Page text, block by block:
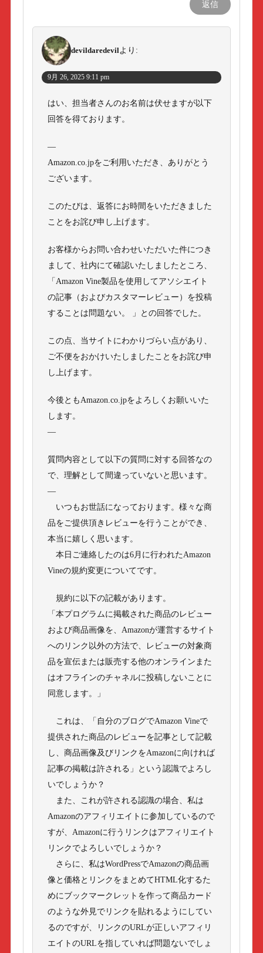
返信
devildaredevilより:
9月 26, 2025 9:11 pm
はい、担当者さんのお名前は伏せますが以下
回答を得ております。
—
Amazon.co.jpをご利用いただき、ありがとう
ございます。
このたびは、返答にお時間をいただきました
ことをお詫び申し上げます。
お客様からお問い合わせいただいた件につき
まして、社内にて確認いたしましたところ、
「Amazon Vine製品を使用してアソシエイト
の記事（およびカスタマーレビュー）を投稿
することは問題ない。 」との回答でした。
この点、当サイトにわかりづらい点があり、
ご不便をおかけいたしましたことをお詫び申
し上げます。
今後ともAmazon.co.jpをよろしくお願いいた
します。
—
質問内容として以下の質問に対する回答なの
で、理解として間違っていないと思います。
—
いつもお世話になっております。様々な商
品をご提供頂きレビューを行うことができ、
本当に嬉しく思います。
本日ご連絡したのは6月に行われたAmazon
Vineの規約変更についてです。
規約に以下の記載があります。
「本プログラムに掲載された商品のレビュー
および商品画像を、Amazonが運営するサイト
へのリンク以外の方法で、レビューの対象商
品を宣伝または販売する他のオンラインまた
はオフラインのチャネルに投稿しないことに
同意します。」
これは、「自分のブログでAmazon Vineで
提供された商品のレビューを記事として記載
し、商品画像及びリンクをAmazonに向ければ
記事の掲載は許される」という認識でよろし
いでしょうか？
また、これが許される認識の場合、私は
Amazonのアフィリエイトに参加しているので
すが、Amazonに行うリンクはアフィリエイト
リンクでよろしいでしょうか？
さらに、私はWordPressでAmazonの商品画
像と価格とリンクをまとめてHTML化するた
めにブックマークレットを作って商品カード
のような外見でリンクを貼れるようにしてい
るのですが、リンクのURLが正しいアフィリ
エイトのURLを指していれば問題ないでしょ